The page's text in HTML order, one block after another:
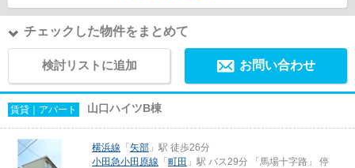
チェックした物件をまとめて
検討リストに追加 お問い合わせ
賃貸｜アパート 山口ハイツB棟
横浜線 「矢部 」駅 徒歩26分
小田急小田原線 「町田 」駅 バス29分 「馬場十字路」 停